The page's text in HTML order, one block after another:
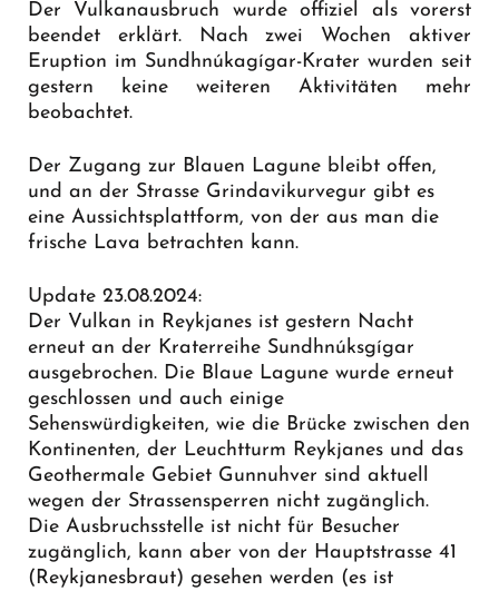
Der Vulkanausbruch wurde offiziel als vorerst
beendet erklärt. Nach zwei Wochen aktiver
Eruption im Sundhnúkagígar-Krater wurden seit
gestern keine weiteren Aktivitäten mehr
beobachtet.
Der Zugang zur Blauen Lagune bleibt offen,
und an der Strasse Grindavikurvegur gibt es
eine Aussichtsplattform, von der aus man die
frische Lava betrachten kann.
Update 23.08.2024:
Der Vulkan in Reykjanes ist gestern Nacht
erneut an der Kraterreihe Sundhnúksgígar
ausgebrochen. Die Blaue Lagune wurde erneut
geschlossen und auch einige
Sehenswürdigkeiten, wie die Brücke zwischen den
Kontinenten, der Leuchtturm Reykjanes und das
Geothermale Gebiet Gunnuhver sind aktuell
wegen der Strassensperren nicht zugänglich.
Die Ausbruchsstelle ist nicht für Besucher
zugänglich, kann aber von der Hauptstrasse 41
(Reykjanesbraut) gesehen werden (es ist